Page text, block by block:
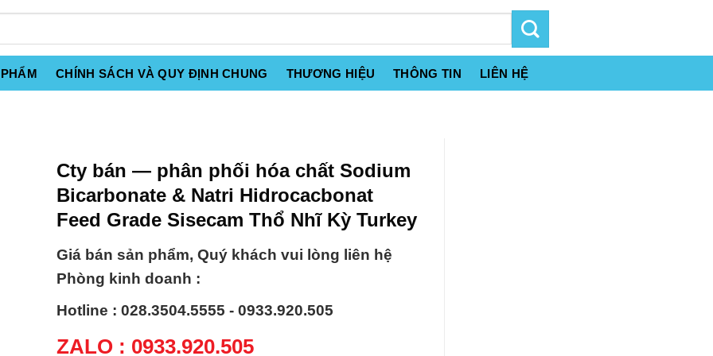
CHÍNH SÁCH VÀ QUY ĐỊNH CHUNG THƯƠNG HIỆU THÔNG TIN LIÊN HỆ
Cty bán — phân phối hóa chất Sodium
Bicarbonate & Natri Hidrocacbonat
Feed Grade Sisecam Thổ Nhĩ Kỳ Turkey
Giá bán sản phẩm, Quý khách vui lòng liên hệ
Phòng kinh doanh :
Hotline : 028.3504.5555 - 0933.920.505
ZALO : 0933.920.505